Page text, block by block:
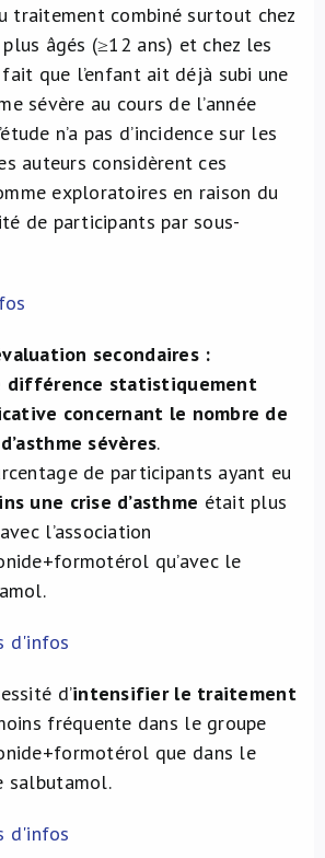
traitement combiné surtout chez
âgés (≥12 ans) et chez les
fait que l’enfant ait déjà subi une
sévère au cours de l’année
n’a pas d’incidence sur les
auteurs considèrent ces
exploratoires en raison du
de participants par sous-
secondaires :
différence statistiquement
concernant le nombre de
sévères.
de participants ayant eu
une crise d’asthme était plus
l’association
qu’avec le
d'infos
d’intensifier le traitement
fréquente dans le groupe
que dans le
salbutamol.
d'infos